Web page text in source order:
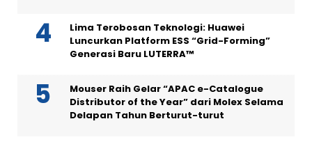
Lima Terobosan Teknologi: Huawei
Luncurkan Platform ESS “Grid-Forming”
Generasi Baru LUTERRA™
Mouser Raih Gelar “APAC e-Catalogue
Distributor of the Year” dari Molex Selama
Delapan Tahun Berturut-turut